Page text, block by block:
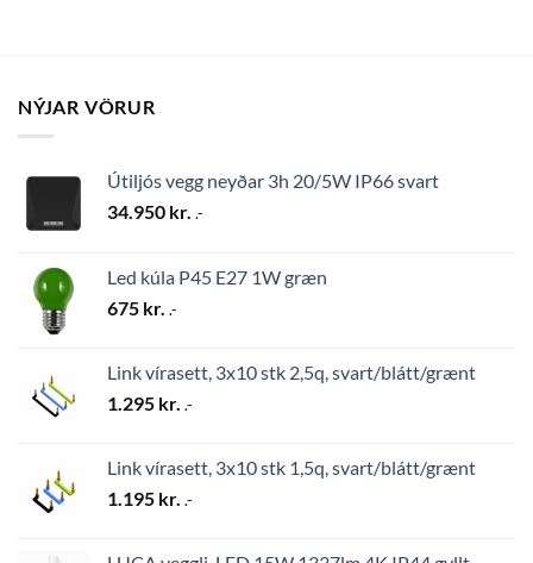
NÝJAR VÖRUR
Útiljós vegg neyðar 3h 20/5W IP66 svart
34.950 kr. .-
Led kúla P45 E27 1W græn
675 kr. .-
Link vírasett, 3x10 stk 2,5q, svart/blátt/grænt
1.295 kr. .-
Link vírasett, 3x10 stk 1,5q, svart/blátt/grænt
1.195 kr. .-